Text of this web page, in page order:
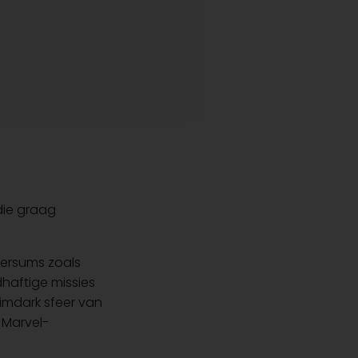
graag
zoals
missies
sfeer van